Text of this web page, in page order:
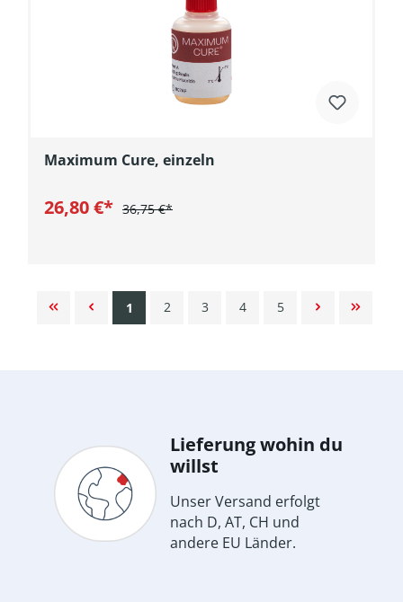
Maximum Cure, einzeln
26,80 €* 36,75 €*
1 2 3 4 5
Lieferung wohin du
willst
Unser Versand erfolgt
nach D, AT, CH und
andere EU Länder.